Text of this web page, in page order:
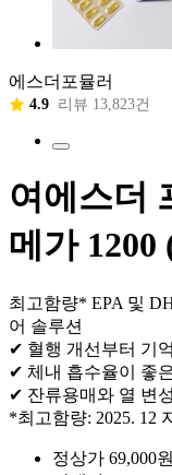
에스더포뮬러
4.9 리뷰 13,823건
여에스더
메가 1200
최고함량* EPA 및
어 솔루션
✔ 혈행 개선부터 기
✔ 체내 흡수율이 좋
✔ 잔류용매와 열 변
*최고함량: 2025. 12
정상가 69,000원